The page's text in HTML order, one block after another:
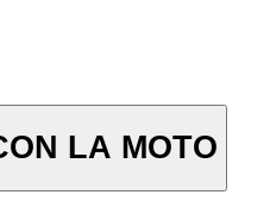
LA MOTO